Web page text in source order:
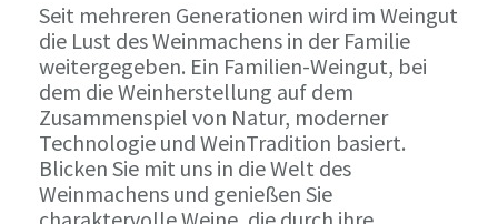
Seit mehreren Generationen wird im Weingut
die Lust des Weinmachens in der Familie
weitergegeben. Ein Familien-Weingut, bei
dem die Weinherstellung auf dem
Zusammenspiel von Natur, moderner
Technologie und WeinTradition basiert.
Blicken Sie mit uns in die Welt des
Weinmachens und genießen Sie